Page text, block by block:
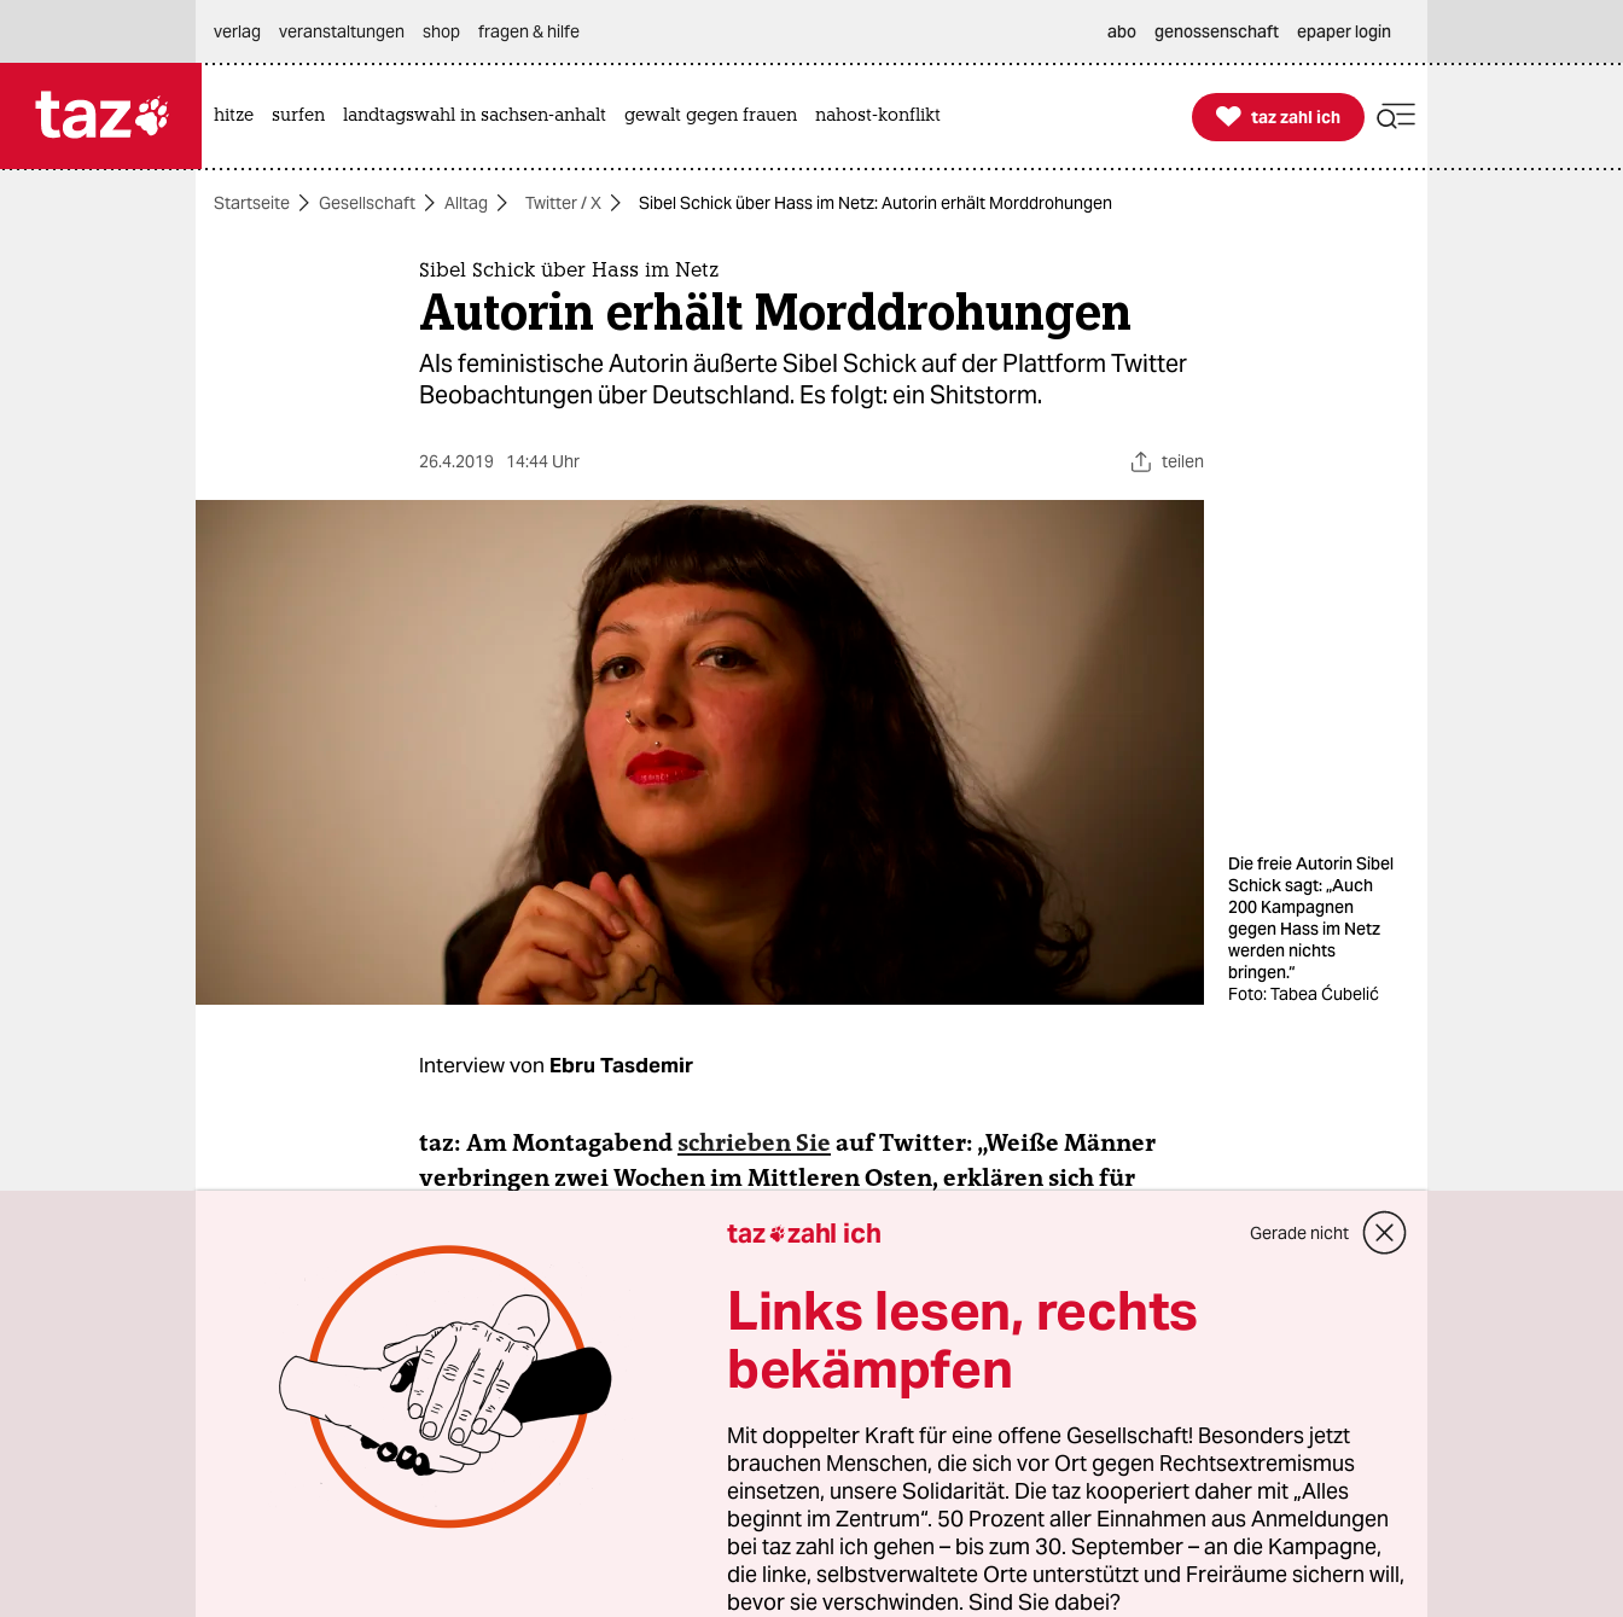
themen
verlag
veranstaltungen shop fragen & hilfe abo genossenschaft epaper login
hitze surfen landtagswahl in sachsen-anhalt gewalt gegen frauen nahost-konflikt 
taz zahl ich
taz zahl ich
Startseite Gesellschaft Alltag Twitter / X Sibel Schick über Hass im Netz: Autorin erhält Morddrohungen
Sibel Schick über Hass im Netz
Autorin erhält Morddrohungen
Als feministische Autorin äußerte Sibel Schick auf der Plattform Twitter
Beobachtungen über Deutschland. Es folgt: ein Shitstorm.
26.4.2019 14:44 Uhr teilen
Die freie Autorin Sibel
Schick sagt: „Auch
200 Kampagnen
gegen Hass im Netz
werden nichts
bringen.“
Foto: Tabea Ćubelić
Interview von Ebru Tasdemir
taz: Am Montagabend schrieben Sie auf Twitter: „Weiße Männer
verbringen zwei Wochen im Mittleren Osten, erklären sich für
Nach dem Maßstab qualifizieren mich meine zehn Jahre in
Deutschland als Deutschlandexpertin. Ein Thread über die deutsche
Gesellschaft.“ Was hat Sie zu diesem Post bewegt?
Sibel Schick
: Ich saß am Nachmittag mit meinen Freund*innen
zusammen und wir sprachen darüber, das People of Color bei
bestimmten Themen immer als parteiisch gesehen werden, während
weiße Menschen als neutrale Experten gelten. Ich dachte, ich drehe
den Spieß um und schreibe das auf. Es wurde ein lange Kette von
Beobachtungen über Deutschland.
taz zahl ich Gerade nicht
Links lesen, rechts
bekämpfen
Mit doppelter Kraft für eine offene Gesellschaft! Besonders jetzt
brauchen Menschen, die sich vor Ort gegen Rechtsextremismus
einsetzen, unsere Solidarität. Die taz kooperiert daher mit „Alles
beginnt im Zentrum“. 50 Prozent aller Einnahmen aus Anmeldungen
bei taz zahl ich gehen – bis zum 30. September – an die Kampagne,
die linke, selbstverwaltete Orte unterstützt und Freiräume sichern will,
bevor sie verschwinden. Sind Sie dabei?